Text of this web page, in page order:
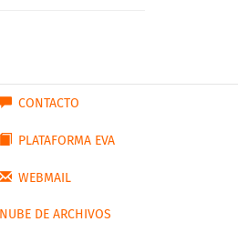
CONTACTO
PLATAFORMA EVA
WEBMAIL
NUBE DE ARCHIVOS